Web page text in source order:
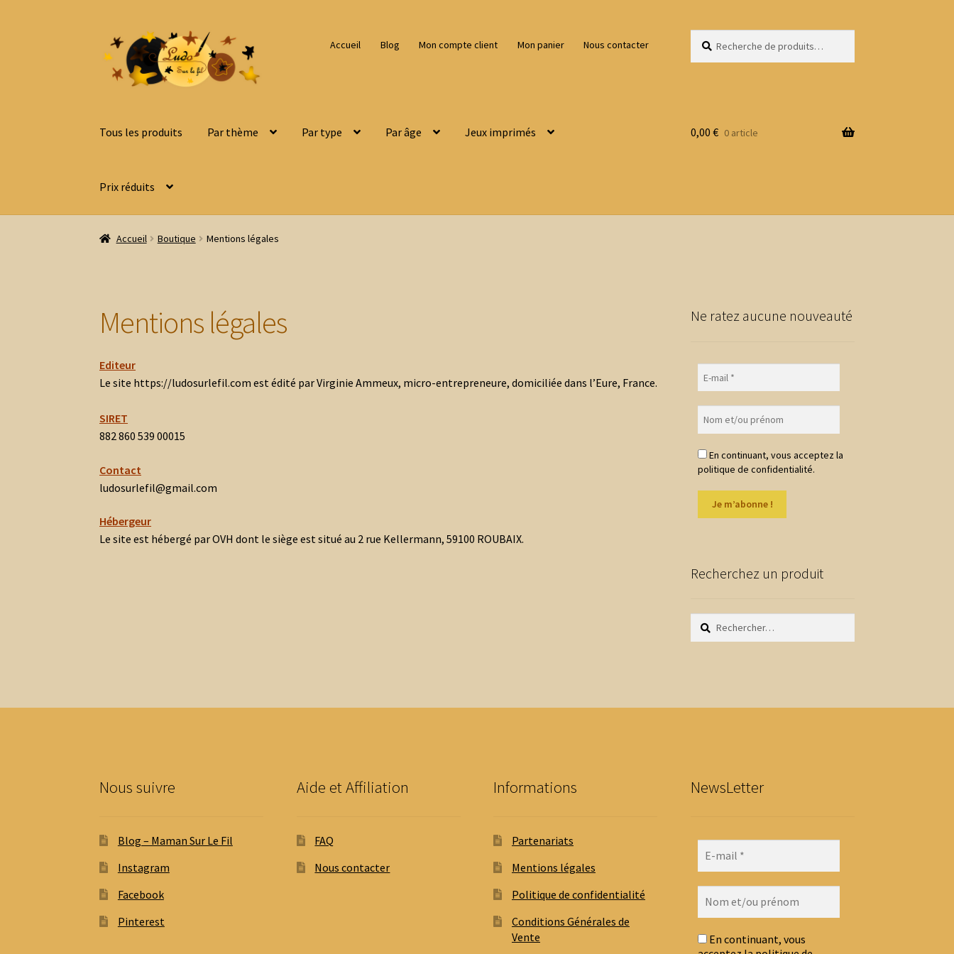
Aller
à
navigation
Aller
au
contenu
Accueil Blog Mon compte client Mon panier Nous contacter
pour :
Tous les produits Par thème Par type Par âge Jeux imprimés
Prix réduits
0,00 € 0 article
Accueil Boutique Mentions légales
Mentions légales
Editeur
Le site https://ludosurlefil.com est édité par Virginie Ammeux, micro-entrepreneure, domiciliée dans l’Eure, France.
SIRET
882 860 539 00015
Contact
ludosurlefil@gmail.com
Hébergeur
Le site est hébergé par OVH dont le siège est situé au 2 rue Kellermann, 59100 ROUBAIX.
Ne ratez aucune nouveauté
En continuant, vous acceptez la
politique de confidentialité.
Recherchez un produit
Rechercher :
Nous suivre
Blog – Maman Sur Le Fil
Instagram
Facebook
Pinterest
Aide et Affiliation
FAQ
Nous contacter
Informations
Partenariats
Mentions légales
Politique de confidentialité
Conditions Générales de
Vente
NewsLetter
En continuant, vous